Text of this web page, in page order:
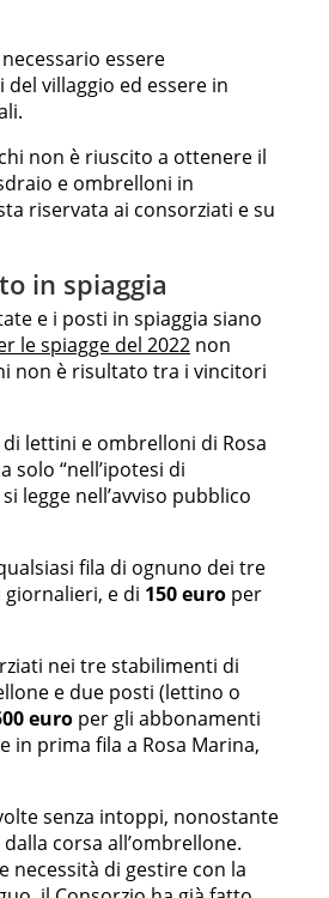
essere
villaggio ed essere in
non è riuscito a ottenere il
e ombrelloni in
riservata ai consorziati e su
in spiaggia
e i posti in spiaggia siano
le spiagge del 2022 non
non è risultato tra i vincitori
lettini e ombrelloni di Rosa
solo “nell’ipotesi di
legge nell’avviso pubblico
fila di ognuno dei tre
giornalieri, e di 150 euro per
nei tre stabilimenti di
e due posti (lettino o
euro per gli abbonamenti
in prima fila a Rosa Marina,
senza intoppi, nonostante
corsa all’ombrellone.
necessità di gestire con la